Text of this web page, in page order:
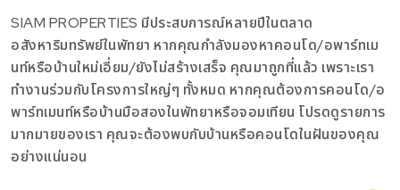
SIAM PROPERTIES มีประสบการณ์หลายปีในตลาด
อสังหาริมทรัพย์ในพัทยา หากคุณกำลังมองหาคอนโด/อพาร์ทเม
นท์หรือบ้านใหม่เอี่ยม/ยังไม่สร้างเสร็จ คุณมาถูกที่แล้ว เพราะเรา
ทำงานร่วมกับโครงการใหญ่ๆ ทั้งหมด หากคุณต้องการคอนโด/อ
พาร์ทเมนท์หรือบ้านมือสองในพัทยาหรือจอมเทียน โปรดดูรายการ
มากมายของเรา คุณจะต้องพบกับบ้านหรือคอนโดในฝันของคุณ
อย่างแน่นอน